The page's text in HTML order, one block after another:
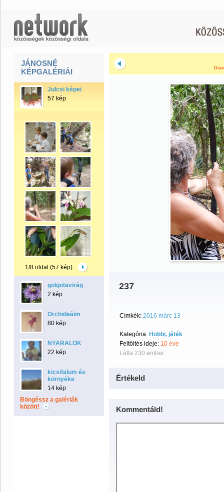
JÁNOSNÉ
KÉPGALÉRIÁI
Julcsi képei
57 kép
1/8 oldal (57 kép)
golgotavirág
2 kép
Orchideáim
80 kép
NYARALOK
22 kép
kicsifalum és
környéke
14 kép
Böngéssz a galériák
között!
237
Címkék: 2016 márc 13
Kategória: Hobbi, játék
Feltöltés ideje: 10 éve
Látta 230 ember.
Értékeld
Kommentáld!